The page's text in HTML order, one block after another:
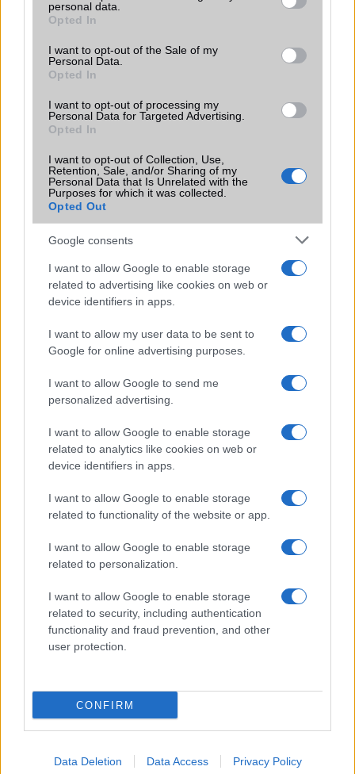
grant or deny consent to Google and its third-party tags to
use your data for below specified purposes in below Google
consent section.
personal data.
Opted In
I want to opt-out of the Sale of my
Personal Data.
Opted In
I want to opt-out of processing my
Personal Data for Targeted Advertising.
Opted In
I want to opt-out of Collection, Use,
Retention, Sale, and/or Sharing of my
Personal Data that Is Unrelated with the
Purposes for which it was collected.
Opted Out
Google consents
I want to allow Google to enable storage
related to advertising like cookies on web or
device identifiers in apps.
I want to allow my user data to be sent to
Google for online advertising purposes.
I want to allow Google to send me
personalized advertising.
I want to allow Google to enable storage
related to analytics like cookies on web or
device identifiers in apps.
I want to allow Google to enable storage
related to functionality of the website or app.
I want to allow Google to enable storage
related to personalization.
I want to allow Google to enable storage
related to security, including authentication
functionality and fraud prevention, and other
user protection.
CONFIRM
Data Deletion Data Access Privacy Policy
Realme
Samsung
Xiaomi
Összes márka
Keressen a telefonboltok ajánlatai között!
TELEFONOK GYORSLISTA